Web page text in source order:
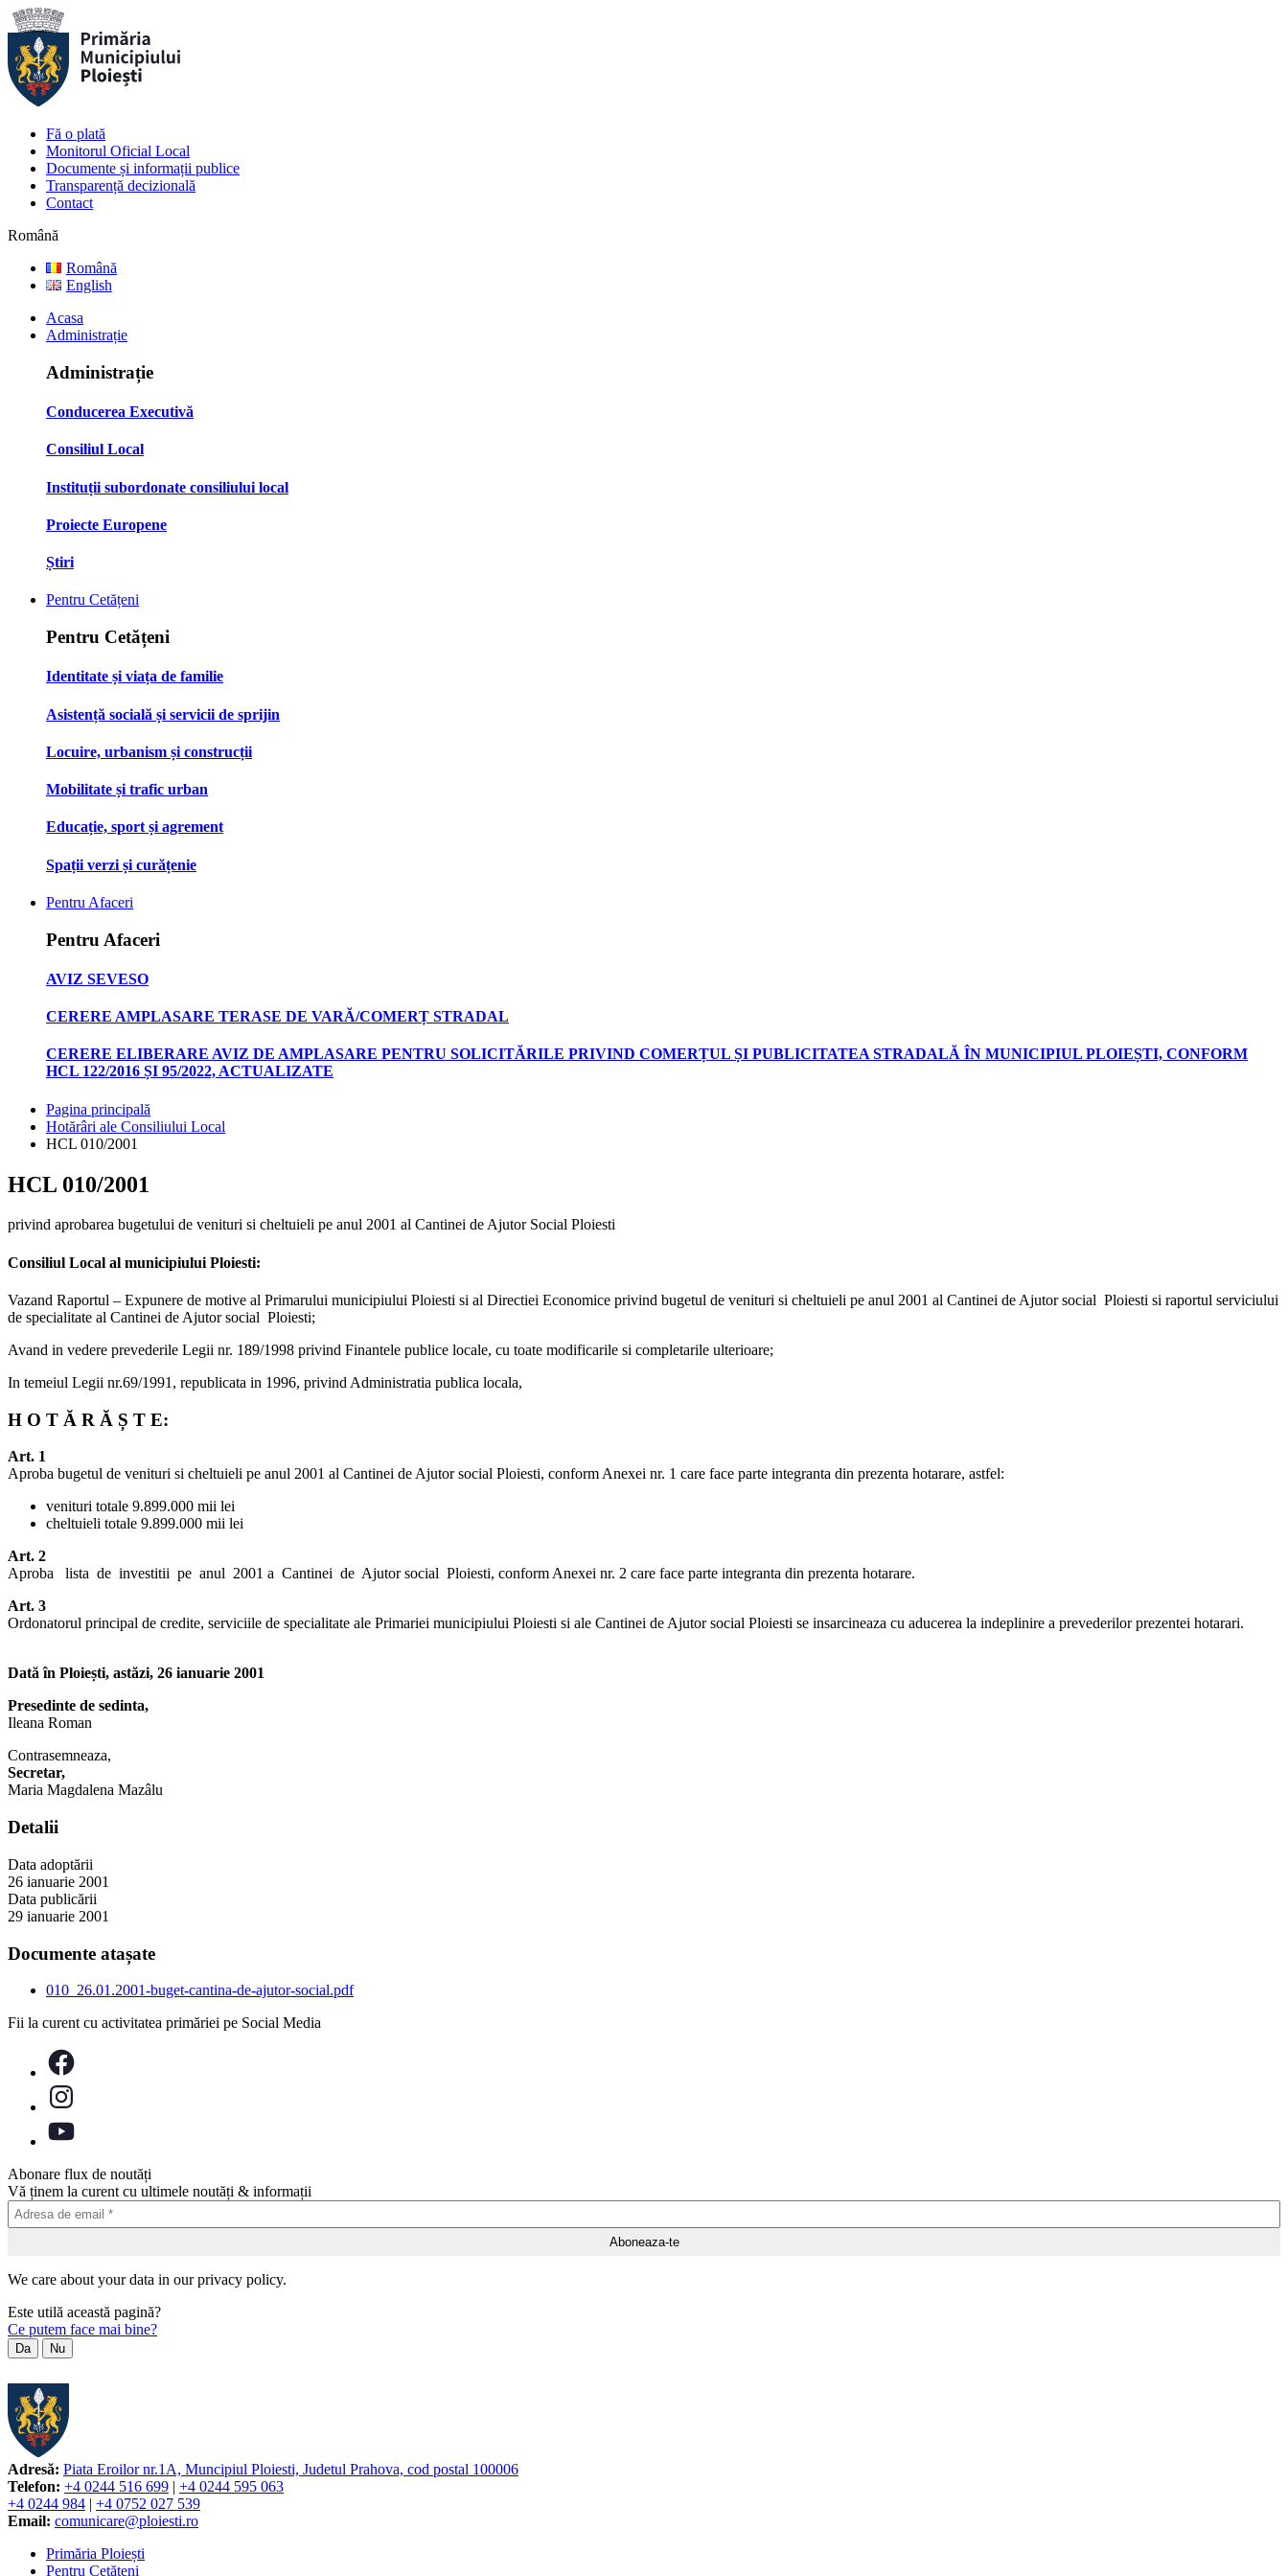
Fă o plată
Monitorul Oficial Local
Documente și informații publice
Transparență decizională
Contact
Română
Română
English
Acasa
Administrație
Administrație
Conducerea Executivă
Consiliul Local
Instituții subordonate consiliului local
Proiecte Europene
Știri
Pentru Cetățeni
Pentru Cetățeni
Identitate și viața de familie
Asistență socială și servicii de sprijin
Locuire, urbanism și construcții
Mobilitate și trafic urban
Educație, sport și agrement
Spații verzi și curățenie
Pentru Afaceri
Pentru Afaceri
AVIZ SEVESO
CERERE AMPLASARE TERASE DE VARĂ/COMERȚ STRADAL
CERERE ELIBERARE AVIZ DE AMPLASARE PENTRU SOLICITĂRILE PRIVIND COMERȚUL ȘI PUBLICITATEA STRADALĂ ÎN MUNICIPIUL PLOIEȘTI, CONFORM
HCL 122/2016 ȘI 95/2022, ACTUALIZATE
Pagina principală
Hotărâri ale Consiliului Local
HCL 010/2001
HCL 010/2001
privind aprobarea bugetului de venituri si cheltuieli pe anul 2001 al Cantinei de Ajutor Social Ploiesti
Consiliul Local al municipiului Ploiesti:
Vazand Raportul – Expunere de motive al Primarului municipiului Ploiesti si al Directiei Economice privind bugetul de venituri si cheltuieli pe anul 2001 al Cantinei de Ajutor social Ploiesti si raportul serviciului
de specialitate al Cantinei de Ajutor social Ploiesti;
Avand in vedere prevederile Legii nr. 189/1998 privind Finantele publice locale, cu toate modificarile si completarile ulterioare;
In temeiul Legii nr.69/1991, republicata in 1996, privind Administratia publica locala,
H O T Ă R Ă Ș T E:
Art. 1
Aproba bugetul de venituri si cheltuieli pe anul 2001 al Cantinei de Ajutor social Ploiesti, conform Anexei nr. 1 care face parte integranta din prezenta hotarare, astfel:
venituri totale 9.899.000 mii lei
cheltuieli totale 9.899.000 mii lei
Art. 2
Aproba lista de investitii pe anul 2001 a Cantinei de Ajutor social Ploiesti, conform Anexei nr. 2 care face parte integranta din prezenta hotarare.
Art. 3
Ordonatorul principal de credite, serviciile de specialitate ale Primariei municipiului Ploiesti si ale Cantinei de Ajutor social Ploiesti se insarcineaza cu aducerea la indeplinire a prevederilor prezentei hotarari.
Dată în Ploiești, astăzi, 26 ianuarie 2001
Presedinte de sedinta,
Ileana Roman
Contrasemneaza,
Secretar,
Maria Magdalena Mazâlu
Detalii
Data adoptării
26 ianuarie 2001
Data publicării
29 ianuarie 2001
Documente atașate
010_26.01.2001-buget-cantina-de-ajutor-social.pdf
Fii la curent cu activitatea primăriei pe Social Media
Abonare flux de noutăți
Vă ținem la curent cu ultimele noutăți & informații
We care about your data in our privacy policy.
Este utilă această pagină?
Ce putem face mai bine?
Da Nu
Adresă: Piata Eroilor nr.1A, Muncipiul Ploiesti, Judetul Prahova, cod postal 100006
Telefon: +4 0244 516 699 | +4 0244 595 063
+4 0244 984 | +4 0752 027 539
Email: comunicare@ploiesti.ro
Primăria Ploiești
Pentru Cetățeni